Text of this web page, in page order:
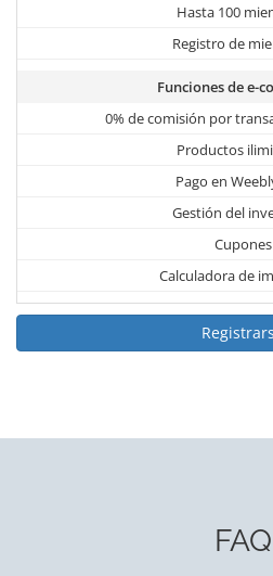
Hasta 100
Registro de
Funciones de e-
0% de comisión por
Productos
Pago en
Gestión del
Cupones
Calculadora de
FAQ